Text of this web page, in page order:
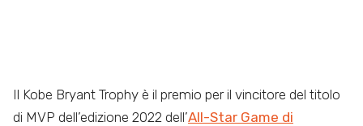
Il Kobe Bryant Trophy è il premio per il vincitore del titolo
di MVP dell’edizione 2022 dell’All-Star Game di